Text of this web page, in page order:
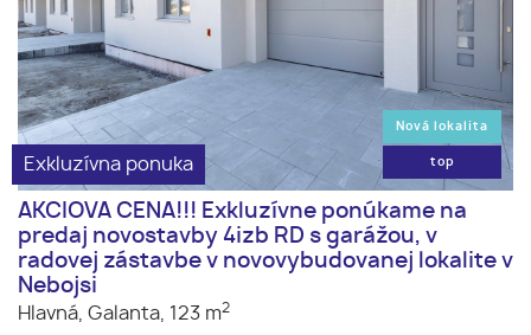
Exkluzívna ponuka
Nová lokalita
top
AKCIOVA CENA!!! Exkluzívne ponúkame na
predaj novostavby 4izb RD s garážou, v
radovej zástavbe v novovybudovanej lokalite v
Nebojsi
Hlavná, Galanta, 123 m2